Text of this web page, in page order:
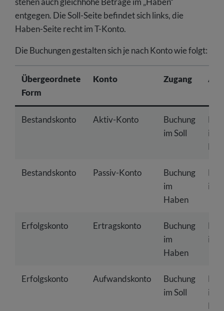
entgegen. Die Soll-Seite befindet sich links, die
Haben-Seite recht im T-Konto.
Die Buchungen gestalten sich je nach Konto wie folgt:
Übergeordnete
Form
Konto Zugang
Bestandskonto Aktiv-Konto
Buchung
im Soll
im
Bestandskonto Passiv-Konto
Buchung
im
Haben
im
Erfolgskonto Ertragskonto
Buchung
im
Haben
im
Erfolgskonto Aufwandskonto
Buchung
im Soll
im